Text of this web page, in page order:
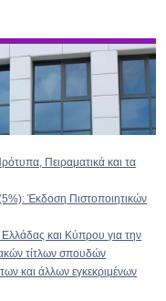
Πειραματικά και τα
Έκδοση Πιστοποιητικών
και Κύπρου για την
τίτλων σπουδών
και άλλων εγκεκριμένων